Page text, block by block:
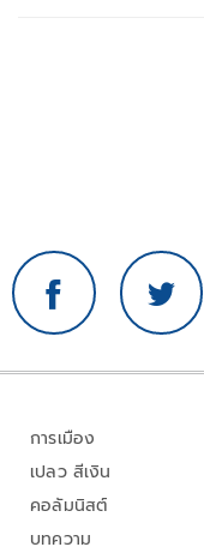
การเมือง
เปลว สีเงิน
คอลัมนิสต์
บทความ